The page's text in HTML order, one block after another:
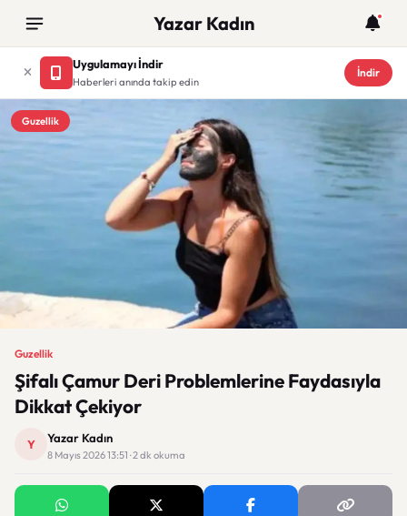
Yazar Kadın
Uygulamayı İndir
Haberleri anında takip edin
İndir
Guzellik
Guzellik
Şifalı Çamur Deri Problemlerine Faydasıyla
Dikkat Çekiyor
Y Yazar Kadın
8 Mayıs 2026 13:51 · 2 dk okuma